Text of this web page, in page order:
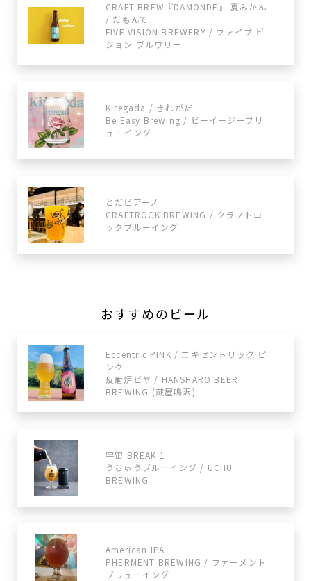
CRAFT BREW『DAMONDE』 夏みかん
/ だもんで
FIVE VISION BREWERY / ファイブ ビ
ジョン ブルワリー
Kiregada / きれがだ
Be Easy Brewing / ビーイージーブリ
ューイング
とだビアーノ
CRAFTROCK BREWING / クラフトロ
ックブルーイング
おすすめのビール
Eccentric PINK / エキセントリック ピ
ンク
反射炉ビヤ / HANSHARO BEER
BREWING (蔵屋鳴沢)
宇宙 BREAK 1
うちゅうブルーイング / UCHU
BREWING
American IPA
PHERMENT BREWING / ファーメント
ブリューイング